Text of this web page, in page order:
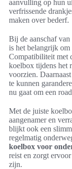
aanvulling op hun
verfrissende
maken over bederf.
Bij de aanschaf
is het belangrijk om
Compatibiliteit met
koelbox tijdens het
voorzien.
te kunnen
nu gaat om een
Met de juiste
aangenamer en
blijkt ook een
regelmatig
koelbox voor
reist en zorgt
zijn.